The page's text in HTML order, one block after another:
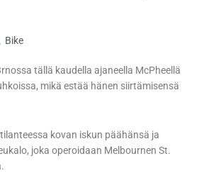
Bike
tällä kaudella ajaneella McPheellä
mikä estää hänen siirtämisensä
kovan iskun päähänsä ja
joka operoidaan Melbournen St.